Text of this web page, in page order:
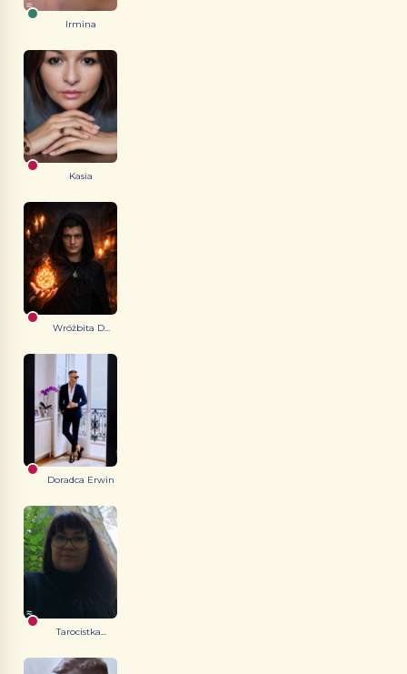
Irmina
Kasia
Wróżbita D...
Doradca Erwin
Tarocistka...